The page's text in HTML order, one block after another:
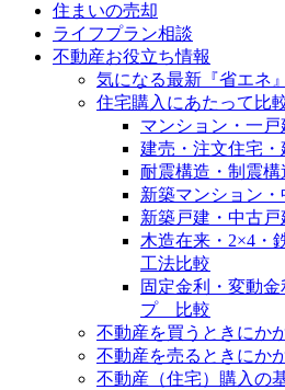
住まいの売却
ライフプラン相談
不動産お役立ち情報
気になる最新『省エネ
住宅購入にあたって比
マンション・一戸
建売・注文住宅
耐震構造・制震
新築マンション
新築戸建・中古戸
木造在来・2×4
工法比較
固定金利・変動
プ 比較
不動産を買うときにか
不動産を売るときにか
不動産（住宅）購入の